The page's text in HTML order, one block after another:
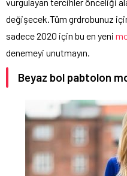
değişecek.Tüm grdrobunuz
sadece 2020 için bu en yeni
denemeyi unutmayın.
Beyaz bol pabtolon